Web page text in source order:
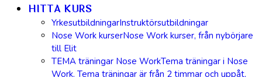
HITTA KURS
YrkesutbildningarInstruktörsutbildningar
Nose Work kurserNose Work kurser, från nybörjare
till Elit
TEMA träningar Nose WorkTema träningar i Nose
Work. Tema träningar är från 2 timmar och uppåt,